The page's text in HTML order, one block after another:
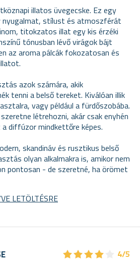
illatos üvegecske. Ez egy
nyugalmat, stílust és atmoszférát
titokzatos illat egy kis érzéki
tónusban lévő virágok bájt
az aroma pálcák fokozatosan és
azok számára, akik
tenni a belső tereket. Kiválóan illik
vagy például a fürdőszobába.
létrehozni, akár csak enyhén
diffúzor mindkettőre képes.
skandináv és rusztikus belső
olyan alkalmakra is, amikor nem
pontosan - de szeretné, ha örömet
LETÖLTÉSRE
★★★★
★★★★ 4/5